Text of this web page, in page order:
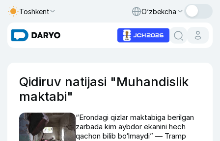
Toshkent O‘zbekcha
Qidiruv natijasi "Muhandislik
maktabi"
“Erondagi qizlar maktabiga berilgan
zarbada kim aybdor ekanini hech
qachon bilib bo‘lmaydi” — Tramp